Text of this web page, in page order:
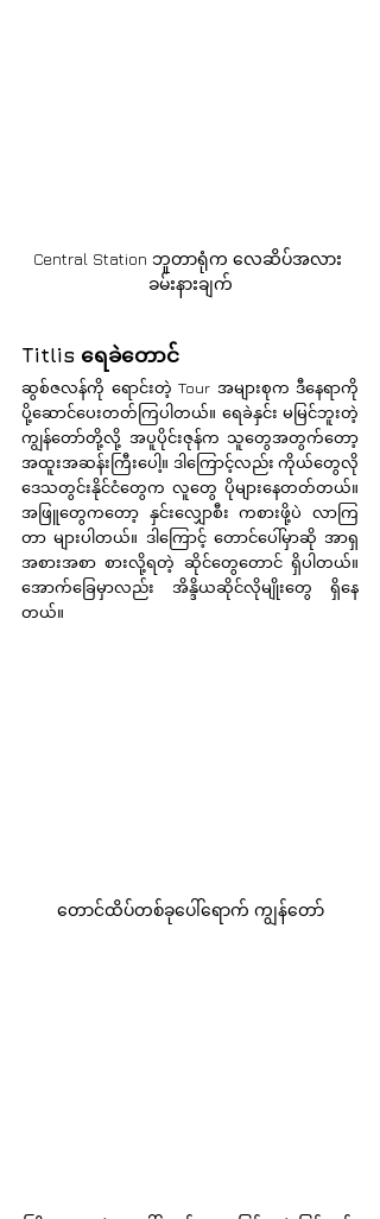
Central Station ဘူတာရုံက လေဆိပ်အလား
ခမ်းနားချက်
Titlis ရေခဲတောင်
ဆွစ်ဇလန်ကို ရောင်းတဲ့ Tour အများစုက ဒီနေရာကို
ပို့ဆောင်ပေးတတ်ကြပါတယ်။ ရေခဲနှင်း မမြင်ဘူးတဲ့
ကျွန်တော်တို့လို့ အပူပိုင်းဇုန်က သူတွေအတွက်တော့
အထူးအဆန်းကြီးပေါ့။ ဒါကြောင့်လည်း ကိုယ်တွေလို
ဒေသတွင်းနိုင်ငံတွေက လူတွေ ပိုများနေတတ်တယ်။
အဖြူတွေကတော့ နှင်းလျှောစီး ကစားဖို့ပဲ လာကြ
တာ များပါတယ်။ ဒါကြောင့် တောင်ပေါ်မှာဆို အာရှ
အစားအစာ စားလို့ရတဲ့ ဆိုင်တွေတောင် ရှိပါတယ်။
အောက်ခြေမှာလည်း အိန္ဒိယဆိုင်လိုမျိုးတွေ ရှိနေ
တယ်။
တောင်ထိပ်တစ်ခုပေါ်ရောက် ကျွန်တော်